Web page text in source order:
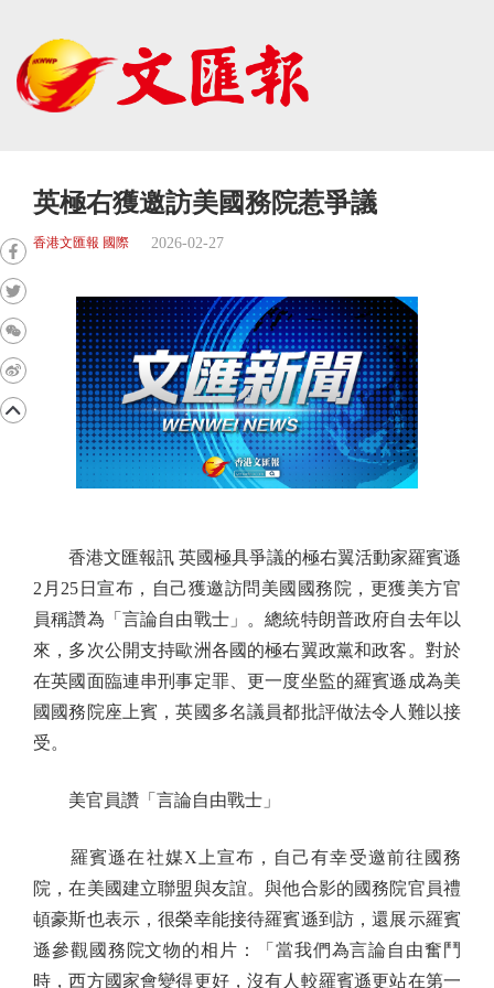
英極右獲邀訪美國務院惹爭議
香港文匯報 國際 2026-02-27
香港文匯報訊 英國極具爭議的極右翼活動家羅賓遜
2月25日宣布，自己獲邀訪問美國國務院，更獲美方官
員稱讚為「言論自由戰士」。總統特朗普政府自去年以
來，多次公開支持歐洲各國的極右翼政黨和政客。對於
在英國面臨連串刑事定罪、更一度坐監的羅賓遜成為美
國國務院座上賓，英國多名議員都批評做法令人難以接
受。
美官員讚「言論自由戰士」
羅賓遜在社媒X上宣布，自己有幸受邀前往國務
院，在美國建立聯盟與友誼。與他合影的國務院官員禮
頓豪斯也表示，很榮幸能接待羅賓遜到訪，還展示羅賓
遜參觀國務院文物的相片：「當我們為言論自由奮鬥
時，西方國家會變得更好，沒有人較羅賓遜更站在第一